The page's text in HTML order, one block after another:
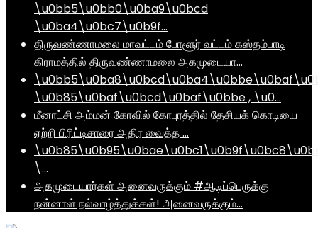
\u0bb5\u0bb0\u0ba9\u0bcd
\u0ba4\u0bc7\u0b9f…
திருவண்ணாமலை மாவட்டம் போளூர் வட்டம் கஸ்தம்பாடி
கிராமத்தில் திருவண்ணாமலை அகமுடையா…
\u0b85\u0baf\u0bcd\u0baf\u0bbe , \u0…
மீனாட்சி அம்மன் கோவில் கோபுரத்தில் தேசியக் கொடியை
ஏற்றி பிரிட்டிசாரை அதிர வைத்த …
\…
அகமுடையார்கள் அனைவருக்கும் #ஆடிப்பெருக்கு
நன்னாள் நல்வாழ்த்துக்கள்! அனைவருக்கும்…